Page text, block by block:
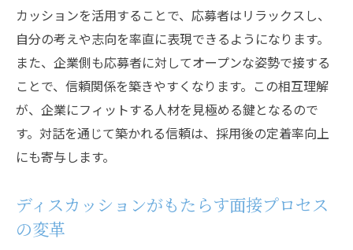
バイト求人でも活躍ディスカッションで求職者
とつながる
バイト採用でのディスカッション導入事例
求職者との距離を縮めるコミュニケーショ
ン戦略
ディスカッションを活用したバイト定着率
向上
バイトの成長を促すディスカッションの効
カッションを活用することで、応募者はリラックスし、
自分の考えや志向を率直に表現できるようになります。
また、企業側も応募者に対してオープンな姿勢で接する
ことで、信頼関係を築きやすくなります。この相互理解
が、企業にフィットする人材を見極める鍵となるので
す。対話を通じて築かれる信頼は、採用後の定着率向上
にも寄与します。
ディスカッションがもたらす面接プロセス
の変革